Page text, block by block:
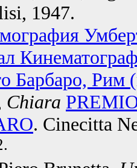
1947.
Барбаро, Рим
Chiara
. Cinecitta